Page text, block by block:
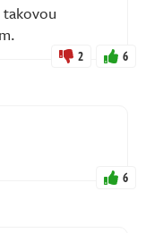
takovou
2 6
6